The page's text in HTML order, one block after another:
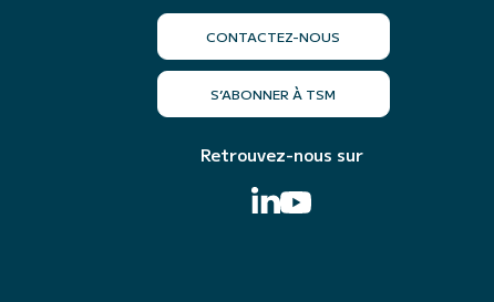
CONTACTEZ-NOUS
S’ABONNER À TSM
Retrouvez-nous sur